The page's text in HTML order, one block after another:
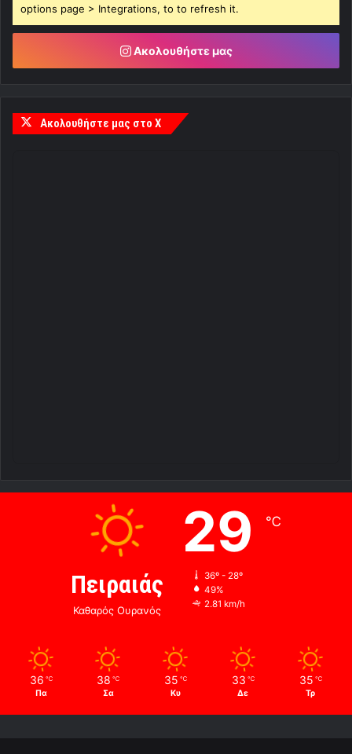
options page > Integrations, to to refresh it.
Ακολουθήστε μας
Ακολουθήστε μας στο X
Πειραιάς
Καθαρός Ουρανός
29 ℃
36º - 28º
49%
2.81 km/h
36 ℃
Πα
38 ℃
Σα
35 ℃
Κυ
33 ℃
Δε
35 ℃
Τρ